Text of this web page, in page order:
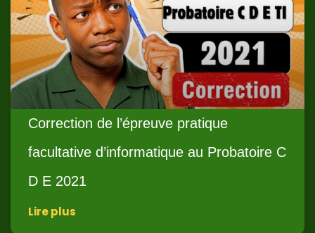
Correction de l’épreuve pratique
facultative d’informatique au Probatoire C
D E 2021
Lire plus